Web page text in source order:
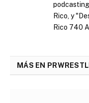
Rico, y
Rico 740
MÁS EN